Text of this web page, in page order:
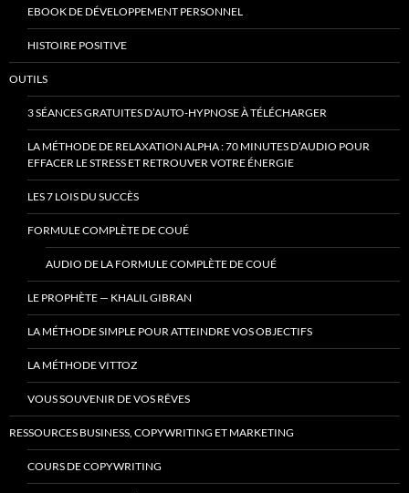
EBOOK DE DÉVELOPPEMENT PERSONNEL
HISTOIRE POSITIVE
OUTILS
3 SÉANCES GRATUITES D’AUTO-HYPNOSE À TÉLÉCHARGER
LA MÉTHODE DE RELAXATION ALPHA : 70 MINUTES D’AUDIO POUR
EFFACER LE STRESS ET RETROUVER VOTRE ÉNERGIE
LES 7 LOIS DU SUCCÈS
FORMULE COMPLÈTE DE COUÉ
AUDIO DE LA FORMULE COMPLÈTE DE COUÉ
LE PROPHÈTE — KHALIL GIBRAN
LA MÉTHODE SIMPLE POUR ATTEINDRE VOS OBJECTIFS
LA MÉTHODE VITTOZ
VOUS SOUVENIR DE VOS RÊVES
RESSOURCES BUSINESS, COPYWRITING ET MARKETING
COURS DE COPYWRITING